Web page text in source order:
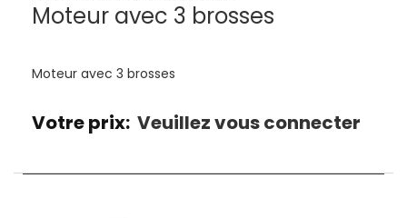
Moteur avec 3 brosses
Moteur avec 3 brosses
Votre prix: Veuillez vous connecter